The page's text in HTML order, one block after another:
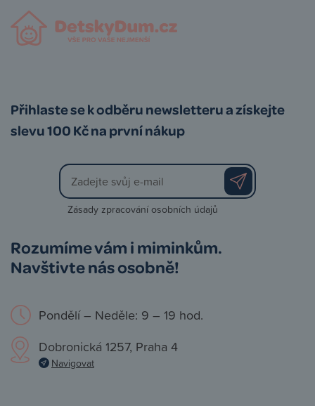
Přihlaste se k odběru newsletteru a získejte
slevu 100 Kč na první nákup
Zásady zpracování osobních údajů
Rozumíme vám i miminkům.
Navštivte nás osobně!
Pondělí – Neděle: 9 – 19 hod.
Dobronická 1257, Praha 4
Navigovat